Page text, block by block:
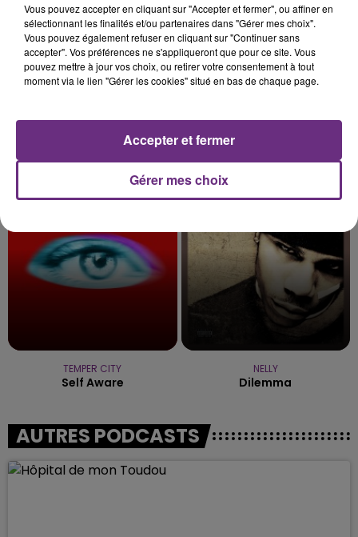
Passenger Celui Qui Part
TEMPER CITY
Self Aware
NELLY
Dilemma
AUTRES PODCASTS
Vous pouvez accepter en cliquant sur "Accepter et fermer", ou affiner en
sélectionnant les finalités et/ou partenaires dans "Gérer mes choix".
Vous pouvez également refuser en cliquant sur "Continuer sans
accepter". Vos préférences ne s'appliqueront que pour ce site. Vous
pouvez mettre à jour vos choix, ou retirer votre consentement à tout
moment via le lien "Gérer les cookies" situé en bas de chaque page.
Gérer mes choix
Accepter et fermer